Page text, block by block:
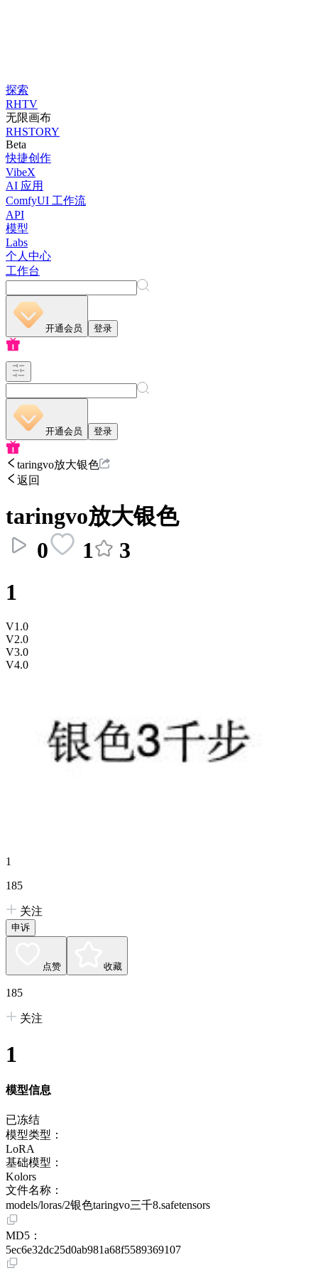
探索
RHTV
无限画布
RHSTORY
Beta
快捷创作
VibeX
AI 应用
ComfyUI 工作流
API
模型
Labs
个人中心
工作台
开通会员 登录
开通会员 登录
taringvo放大银色
返回
taringvo放大银色
0
1
3
1
V1.0
V2.0
V3.0
V4.0
1
185
关注
申诉
点赞 收藏
185
关注
1
模型信息
已冻结
模型类型：
LoRA
基础模型：
Kolors
文件名称：
models/loras/2银色taringvo三千8.safetensors
MD5：
5ec6e32dc25d0ab981a68f5589369107